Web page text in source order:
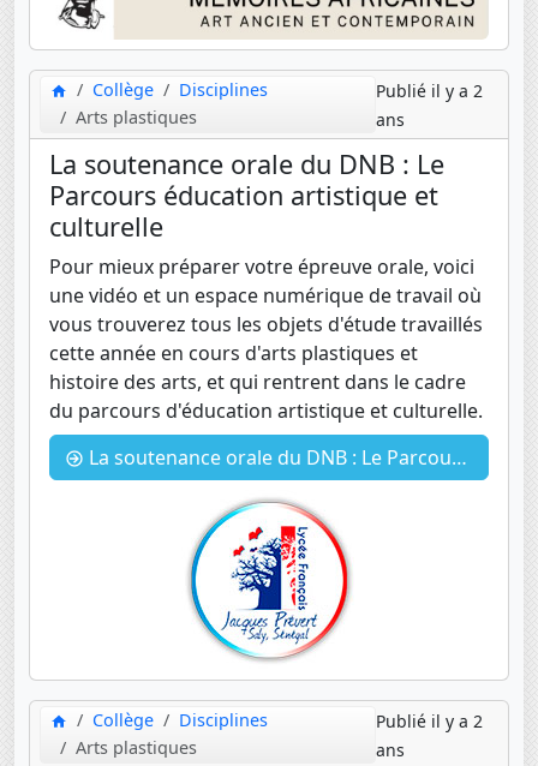
Collège
Disciplines
Arts plastiques
Publié il y a 2
ans
La soutenance orale du DNB : Le
Parcours éducation artistique et
culturelle
Pour mieux préparer votre épreuve orale, voici
une vidéo et un espace numérique de travail où
vous trouverez tous les objets d'étude travaillés
cette année en cours d'arts plastiques et
histoire des arts, et qui rentrent dans le cadre
du parcours d'éducation artistique et culturelle.
La soutenance orale du DNB : Le Parcours éducation artistique et culturelle
Collège
Disciplines
Arts plastiques
Publié il y a 2
ans